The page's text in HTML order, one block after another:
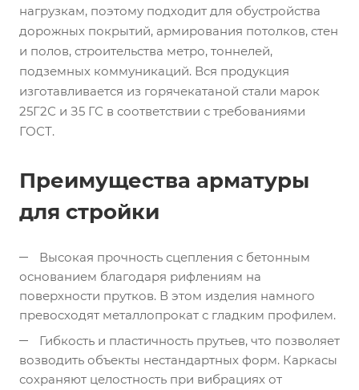
нагрузкам, поэтому подходит для обустройства
дорожных покрытий, армирования потолков, стен
и полов, строительства метро, тоннелей,
подземных коммуникаций. Вся продукция
изготавливается из горячекатаной стали марок
25Г2С и З5 ГС в соответствии с требованиями
ГОСТ.
Преимущества арматуры
для стройки
Высокая прочность сцепления с бетонным
основанием благодаря рифлениям на
поверхности прутков. В этом изделия намного
превосходят металлопрокат с гладким профилем.
Гибкость и пластичность прутьев, что позволяет
возводить объекты нестандартных форм. Каркасы
сохраняют целостность при вибрациях от